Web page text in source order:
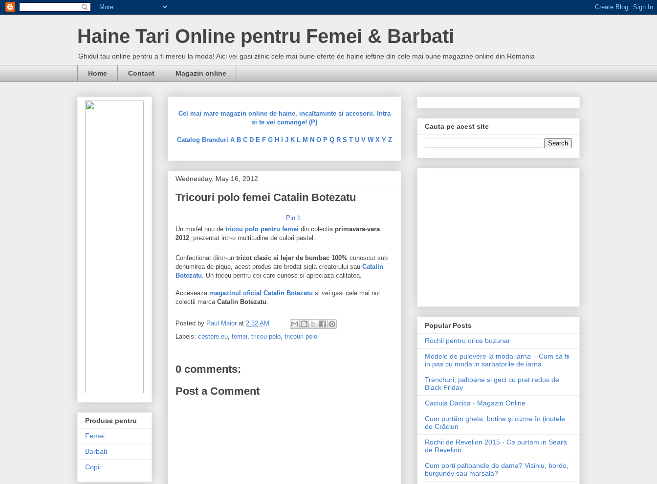
Haine Tari Online pentru Femei & Barbati
Ghidul tau online pentru a fi mereu la moda! Aici vei gasi zilnic cele mai bune oferte de haine ieftine din cele mai bune magazine online din Romania
Home Contact Magazin online
Cel mai mare magazin online de haine, incaltaminte si accesorii. Intra
si te vei convinge! (P)
Catalog Branduri A B C D E F G H I J K L M N O P Q R S T U V W X Y Z
Wednesday, May 16, 2012
Tricouri polo femei Catalin Botezatu
Pin It
Un model nou de tricou polo pentru femei din colectia primavara-vara
2012 , prezentat intr-o multitudine de culori pastel.
Confectionat dintr-un tricot clasic si lejer de bumbac 100% cunoscut sub
denumirea de pique, acest produs are brodat sigla creatorului sau Catalin
Botezatu . Un tricou pentru cei care cunosc si apreciaza calitatea.
Acceseaza magazinul oficial Catalin Botezatu si vei gasi cele mai noi
colectii marca Catalin Botezatu
Posted by Paul Maior at 2:32 AM
Labels: cbstore.eu femei tricou polo tricouri polo
0 comments:
Post a Comment
Produse pentru
Femei
Barbati
Copii
Cauta pe acest site
Popular Posts
Rochii pentru orice buzunar
Modele de pulovere la moda iarna – Cum sa fii
in pas cu moda in sarbatorile de iarna
Trenchuri, paltoane si geci cu pret redus de
Black Friday
Caciula Dacica - Magazin Online
Cum purtăm ghete, botine şi cizme în ţinutele
de Crăciun
Rochii de Revelion 2015 - Ce purtam in Seara
de Revelion
Cum porti paltoanele de dama? Visiniu, bordo,
burgundy sau marsala?